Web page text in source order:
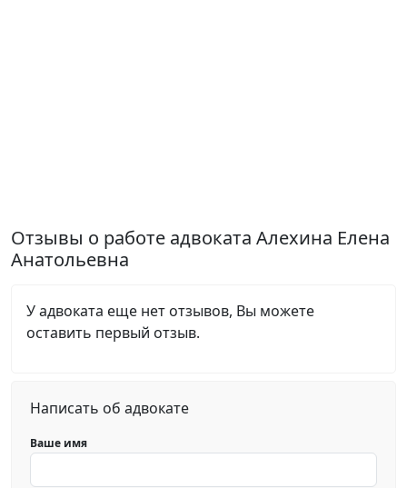
Отзывы о работе адвоката Алехина Елена
Анатольевна
У адвоката еще нет отзывов, Вы можете
оставить первый отзыв.
Написать об адвокате
Ваше имя